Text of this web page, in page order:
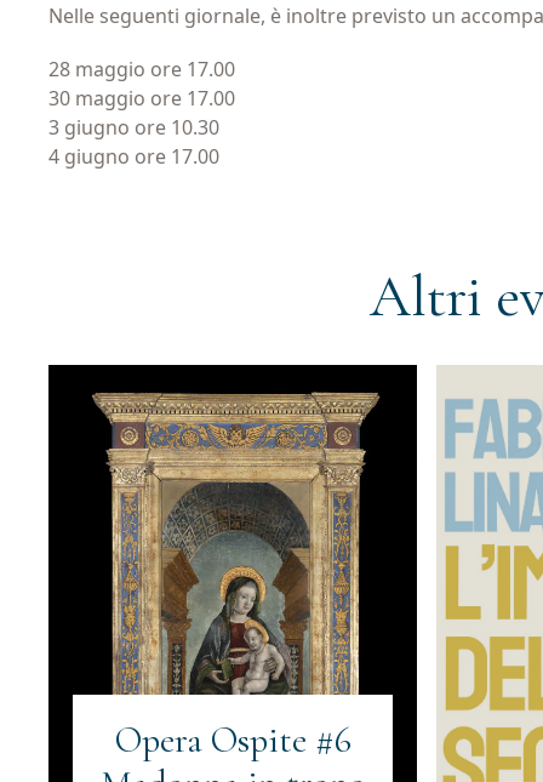
Nelle seguenti giornale, è inoltre previsto un
28 maggio ore 17.00
30 maggio ore 17.00
3 giugno ore 10.30
4 giugno ore 17.00
Altri
Opera Ospite #6
Iscriviti
Email